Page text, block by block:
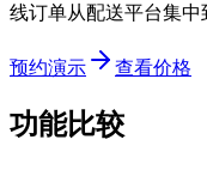
线订单从配送平台集中
预约演示 查看价格
功能比较